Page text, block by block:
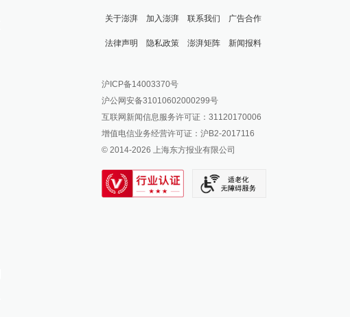
关于澎湃 加入澎湃 联系我们 广告合作
法律声明 隐私政策 澎湃矩阵
澎湃新闻公众号
澎湃新闻抖音号
派生万物开放平台
IP SHANGHAI
SIXTH TONE
新闻报料
报料邮箱: news@thepaper.cn
沪ICP备14003370号
沪公网安备31010602000299号
互联网新闻信息服务许可证：31120170006
增值电信业务经营许可证：沪B2-2017116
© 2014-2026 上海东方报业有限公司